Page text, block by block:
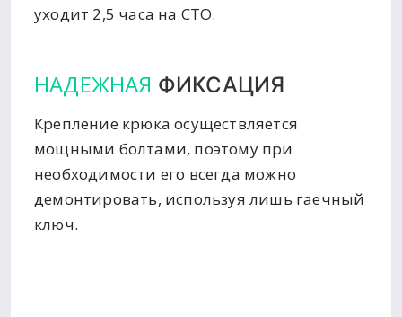
уходит 2,5 часа на СТО.
НАДЕЖНАЯ ФИКСАЦИЯ
Крепление крюка осуществляется
мощными болтами, поэтому при
необходимости его всегда можно
демонтировать, используя лишь гаечный
ключ.